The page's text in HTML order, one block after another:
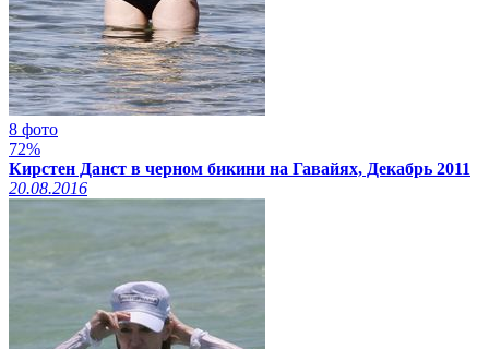
8 фото
72%
Кирстен Данст в черном бикини на Гавайях, Декабрь 2011
20.08.2016